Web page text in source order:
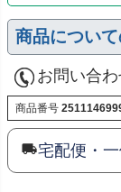
商品につい
お問い合
商品番号
宅配便・